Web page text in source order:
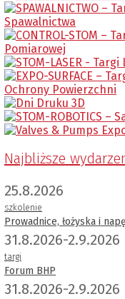
Najbliższe
25.8.2026
szkolenie
Prowadnice, łożyska i
31.8.2026-2.9.2026
targi
Forum BHP
31.8.2026-2.9.2026